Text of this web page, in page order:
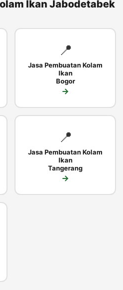
Ikan Jabodetabek
📍
Jasa Pembuatan Kolam
Ikan
Bogor
→
📍
Jasa Pembuatan Kolam
Ikan
Tangerang
→